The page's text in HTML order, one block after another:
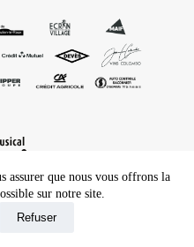
assurer que nous vous offrons la
sur notre site.
Refuser
légales